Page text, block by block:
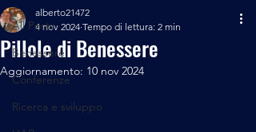
All Posts
Benessere
Conferenze
Ricerca e sviluppo
Pillole di Benessere
alberto21472
4 nov 2024 Tempo di lettura: 2 min
Aggiornamento: 10 nov 2024